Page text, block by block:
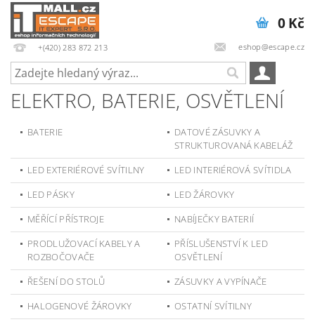
+(420) 283 872 213 eshop@escape.cz
0 Kč
ELEKTRO, BATERIE, OSVĚTLENÍ
BATERIE
DATOVÉ ZÁSUVKY A
STRUKTUROVANÁ KABELÁŽ
LED EXTERIÉROVÉ SVÍTILNY
LED INTERIÉROVÁ SVÍTIDLA
LED PÁSKY
LED ŽÁROVKY
MĚŘÍCÍ PŘÍSTROJE
NABÍJEČKY BATERIÍ
PRODLUŽOVACÍ KABELY A
ROZBOČOVAČE
PŘÍSLUŠENSTVÍ K LED
OSVĚTLENÍ
ŘEŠENÍ DO STOLŮ
ZÁSUVKY A VYPÍNAČE
HALOGENOVÉ ŽÁROVKY
OSTATNÍ SVÍTILNY